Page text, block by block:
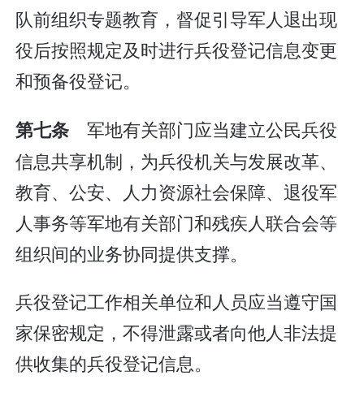
队前组织专题教育，督促引导军人退出现
役后按照规定及时进行兵役登记信息变更
和预备役登记。
第七条军地有关部门应当建立公民兵役
信息共享机制，为兵役机关与发展改革、
教育、公安、人力资源社会保障、退役军
人事务等军地有关部门和残疾人联合会等
组织间的业务协同提供支撑。
兵役登记工作相关单位和人员应当遵守国
家保密规定，不得泄露或者向他人非法提
供收集的兵役登记信息。